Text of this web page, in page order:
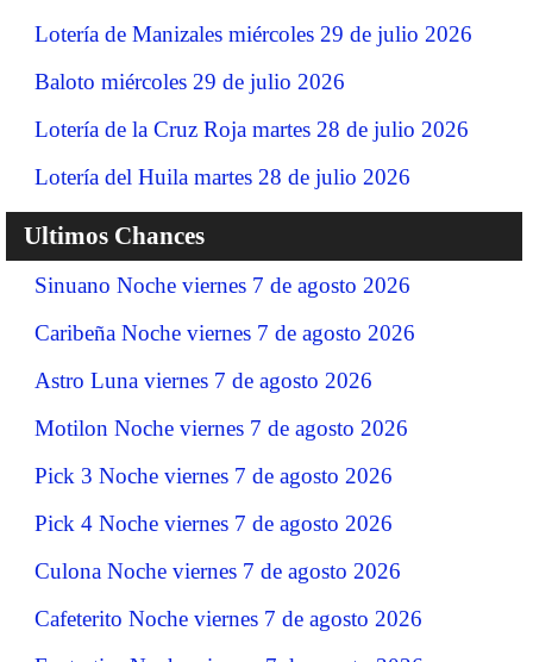
Lotería de Manizales miércoles 29 de julio 2026
Baloto miércoles 29 de julio 2026
Lotería de la Cruz Roja martes 28 de julio 2026
Lotería del Huila martes 28 de julio 2026
Ultimos Chances
Sinuano Noche viernes 7 de agosto 2026
Caribeña Noche viernes 7 de agosto 2026
Astro Luna viernes 7 de agosto 2026
Motilon Noche viernes 7 de agosto 2026
Pick 3 Noche viernes 7 de agosto 2026
Pick 4 Noche viernes 7 de agosto 2026
Culona Noche viernes 7 de agosto 2026
Cafeterito Noche viernes 7 de agosto 2026